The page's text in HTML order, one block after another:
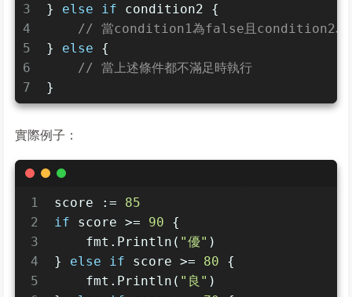
3
4
5
6
7
} else if condition2 {
// 當condition1為false且condition2為
} else {
// 當上述條件都不滿足時執行
}
實際例子：
1
2
3
4
5
score := 85
if score >= 90 {
    fmt.Println(
"優" )
} else if score >= 80 {
    fmt.Println(
"良" )